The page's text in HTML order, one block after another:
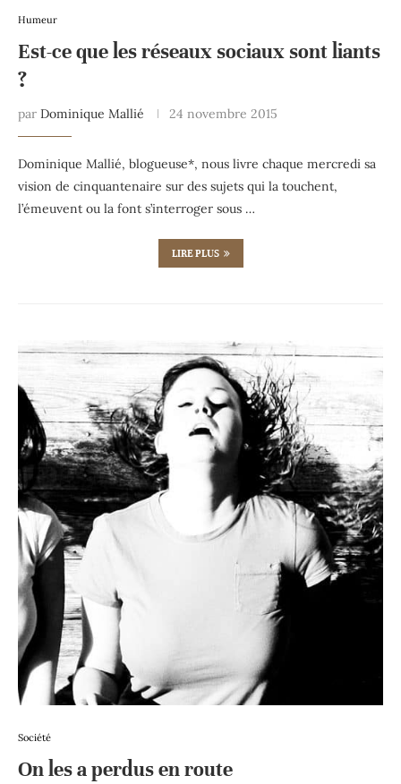
Humeur
Est-ce que les réseaux sociaux sont liants
?
par Dominique Mallié 24 novembre 2015
Dominique Mallié, blogueuse*, nous livre chaque mercredi sa
vision de cinquantenaire sur des sujets qui la touchent,
l’émeuvent ou la font s’interroger sous …
LIRE PLUS
Société
On les a perdus en route